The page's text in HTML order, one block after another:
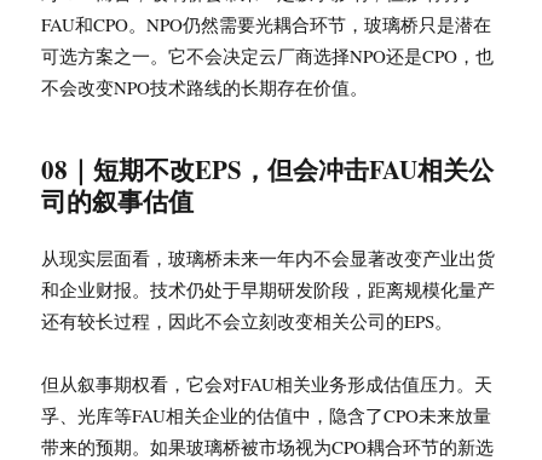
FAU和CPO。NPO仍然需要光耦合环节，玻璃桥只是潜在
可选方案之一。它不会决定云厂商选择NPO还是CPO，也
不会改变NPO技术路线的长期存在价值。
08｜短期不改EPS，但会冲击FAU相关公
司的叙事估值
从现实层面看，玻璃桥未来一年内不会显著改变产业出货
和企业财报。技术仍处于早期研发阶段，距离规模化量产
还有较长过程，因此不会立刻改变相关公司的EPS。
但从叙事期权看，它会对FAU相关业务形成估值压力。天
孚、光库等FAU相关企业的估值中，隐含了CPO未来放量
带来的预期。如果玻璃桥被市场视为CPO耦合环节的新选